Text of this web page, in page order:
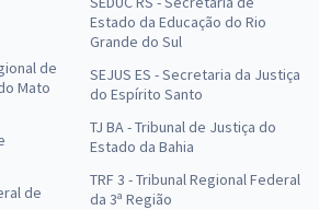
de
Mato
de
Estado da Educação do Rio
Grande do Sul
SEJUS ES - Secretaria da Justiça
do Espírito Santo
TJ BA - Tribunal de Justiça do
Estado da Bahia
TRF 3 - Tribunal Regional Federal
da 3ª Região